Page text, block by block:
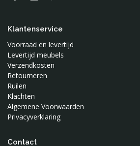
Woood
Klantenservice
Voorraad en levertijd
Levertijd meubels
Verzendkosten
Retourneren
Ruilen
Klachten
Algemene Voorwaarden
Privacyverklaring
Contact